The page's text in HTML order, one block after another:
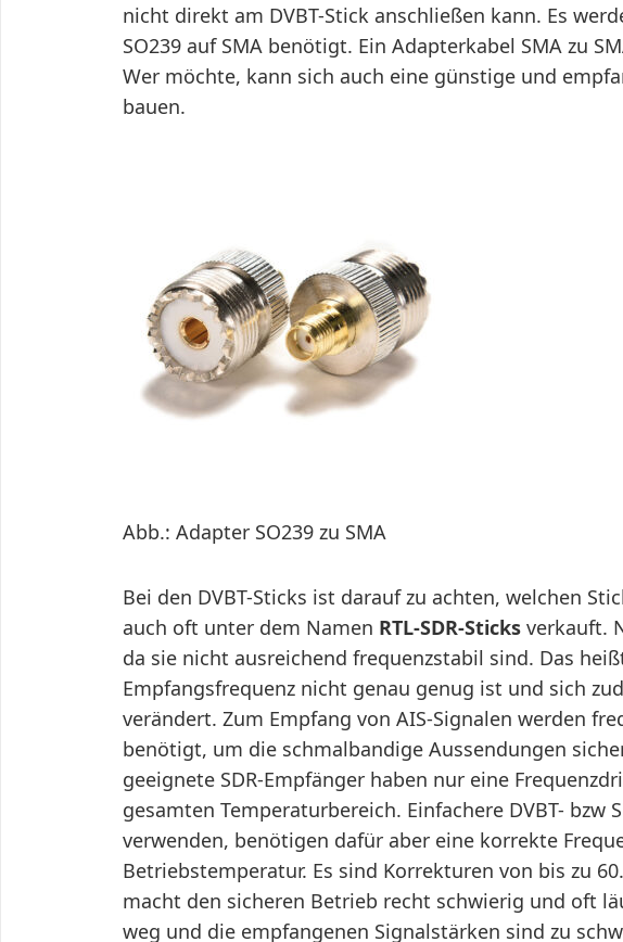
nicht direkt am DVBT-Stick anschließen kann. Es
SO239 auf SMA benötigt. Ein Adapterkabel SMA zu
Wer möchte, kann sich auch eine günstige und
bauen.
Abb.: Adapter SO239 zu SMA
Bei den DVBT-Sticks ist darauf zu achten, welchen
auch oft unter dem Namen RTL-SDR-Sticks verkauft.
da sie nicht ausreichend frequenzstabil sind. Das
Empfangsfrequenz nicht genau genug ist und sich
verändert. Zum Empfang von AIS-Signalen werden
benötigt, um die schmalbandige Aussendungen
geeignete SDR-Empfänger haben nur eine
gesamten Temperaturbereich. Einfachere DVBT- bzw
verwenden, benötigen dafür aber eine korrekte
Betriebstemperatur. Es sind Korrekturen von bis zu
macht den sicheren Betrieb recht schwierig und oft
weg und die empfangenen Signalstärken sind zu